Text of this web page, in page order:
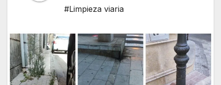
#Limpieza viaria